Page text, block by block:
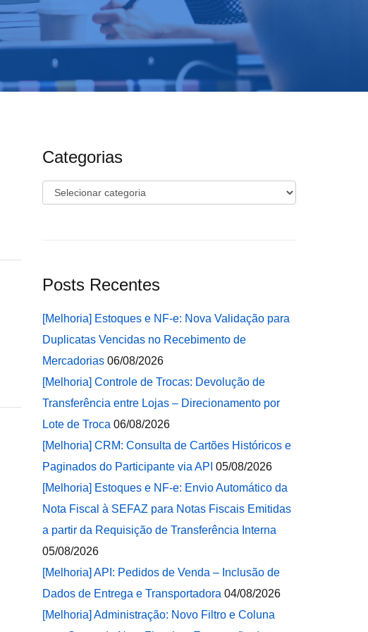
Categorias
Categorias
Posts Recentes
[Melhoria] Estoques e NF-e: Nova Validação para
Duplicatas Vencidas no Recebimento de
Mercadorias 06/08/2026
[Melhoria] Controle de Trocas: Devolução de
Transferência entre Lojas – Direcionamento por
Lote de Troca 06/08/2026
[Melhoria] CRM: Consulta de Cartões Históricos e
Paginados do Participante via API 05/08/2026
[Melhoria] Estoques e NF-e: Envio Automático da
Nota Fiscal à SEFAZ para Notas Fiscais Emitidas
a partir da Requisição de Transferência Interna
05/08/2026
[Melhoria] API: Pedidos de Venda – Inclusão de
Dados de Entrega e Transportadora 04/08/2026
[Melhoria] Administração: Novo Filtro e Coluna